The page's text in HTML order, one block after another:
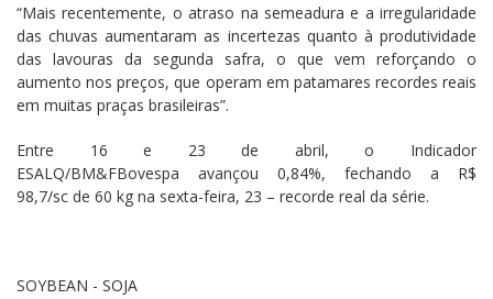
“Mais recentemente, o atraso na semeadura e a irregularidade
das chuvas aumentaram as incertezas quanto à produtividade
das lavouras da segunda safra, o que vem reforçando o
aumento nos preços, que operam em patamares recordes reais
em muitas praças brasileiras”.
Entre 16 e 23 de abril, o Indicador
ESALQ/BM&FBovespa avançou 0,84%, fechando a R$
98,7/sc de 60 kg na sexta-feira, 23 – recorde real da série.
SOYBEAN - SOJA